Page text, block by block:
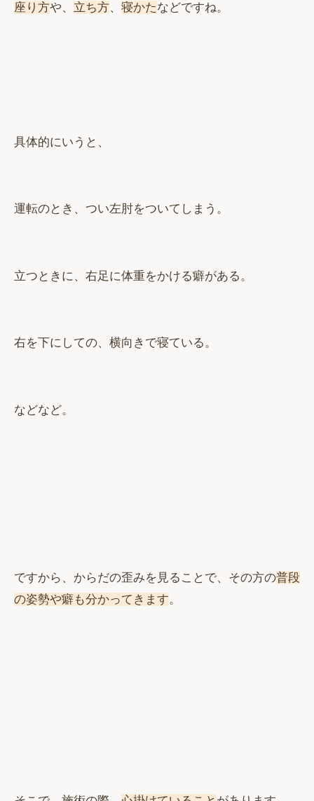
座り方や、 立ち方、 寝かたなどですね。
具体的にいうと、
運転のとき、つい左肘をついてしまう。
立つときに、右足に体重をかける癖がある。
右を下にしての、横向きで寝ている。
などなど。
ですから、からだの歪みを見ることで、その方の普段
の姿勢や癖も分かってきます。